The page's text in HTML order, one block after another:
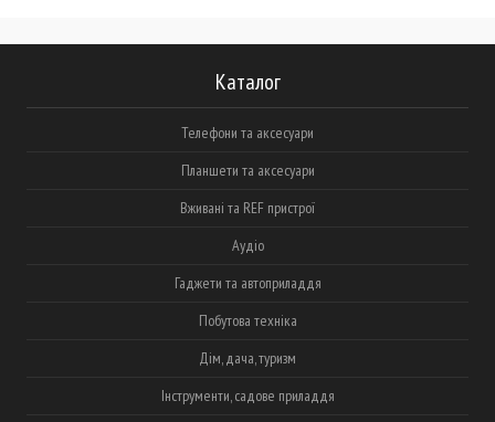
Каталог
Телефони та аксесуари
Планшети та аксесуари
Вживані та REF пристрої
Аудіо
Гаджети та автоприладдя
Побутова техніка
Дім, дача, туризм
Інструменти, садове приладдя